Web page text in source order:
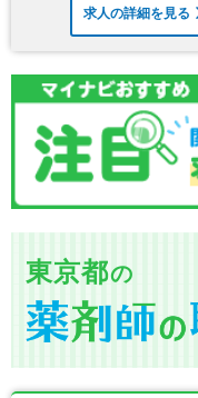
求人の詳細を見る
東京都の